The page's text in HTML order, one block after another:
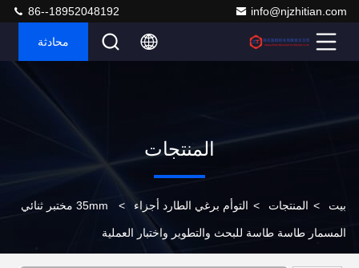
info@njzhitian.com
86--18952048192
محادثة
المنتجات
بيت > المنتجات > التوأم برغي الطارد أجزاء > 35mm مختبر ثنائي
المسمار طاسة طاسة للبحث والتطوير واختبار العملية